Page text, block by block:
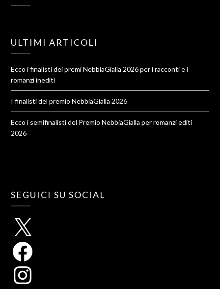
ULTIMI ARTICOLI
Ecco i finalisti dei premi NebbiaGialla 2026 per i racconti e i
romanzi inediti
I finalisti del premio NebbiaGialla 2026
Ecco i semifinalisti del Premio NebbiaGialla per romanzi editi
2026
SEGUICI SU SOCIAL